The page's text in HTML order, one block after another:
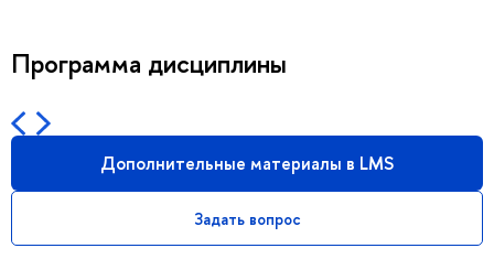
Программа дисциплины
Дополнительные материалы в LMS
Задать вопрос